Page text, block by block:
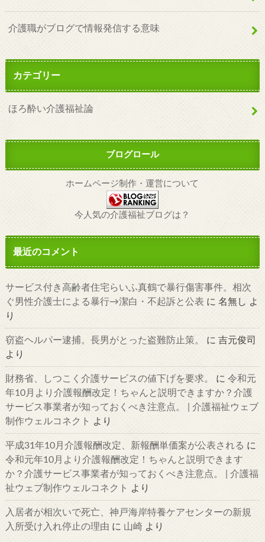
介護職がブログで情報発信する意味
カテゴリー
ほろ酔い介護福祉論
ブログロール
ホームページ制作・運営について
今人気の介護福祉ブログは？
最近のコメント
サービス付き高齢者住宅らいふ真鶴で暴行傷害事件。相次
ぐ男性介護士による暴行→潔白・不起訴と公表 に 名無し よ
り
窃盗ヘルパー逮捕。長男がとった盗難防止策。 に 吉元俊司
より
財務省、しつこく介護サービスの値下げを要求。 に 令和元
年10月より介護報酬改定！ちゃんと説明できますか？介護
サービス事業者が知っておくべき注意点。 | 介護福祉ウェブ
制作ウェルコネクト
より
平成31年10月介護報酬改定、新報酬単価案が公表される に
令和元年10月より介護報酬改定！ちゃんと説明できます
か？介護サービス事業者が知っておくべき注意点。 | 介護福
祉ウェブ制作ウェルコネクト
より
入居者が相次いで死亡、神戸海岸特養ケアセンターの新規
入所受け入れ停止の理由 に 山崎より